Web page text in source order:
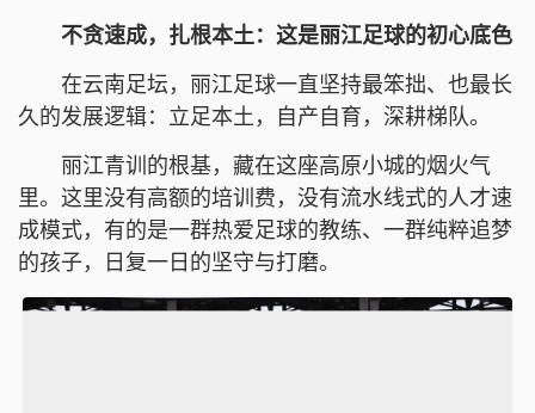
不贪速成，扎根本土：这是丽江足球的初心底色
在云南足坛，丽江足球一直坚持最笨拙、也最长
久的发展逻辑：立足本土，自产自育，深耕梯队。
丽江青训的根基，藏在这座高原小城的烟火气
里。这里没有高额的培训费，没有流水线式的人才速
成模式，有的是一群热爱足球的教练、一群纯粹追梦
的孩子，日复一日的坚守与打磨。